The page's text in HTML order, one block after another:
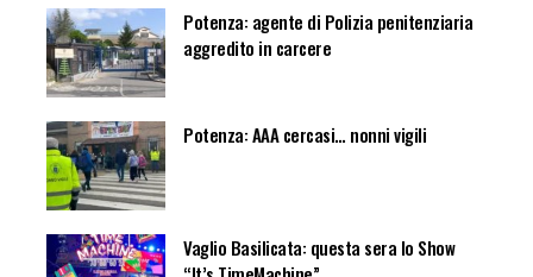
Potenza: agente di Polizia penitenziaria
aggredito in carcere
Potenza: AAA cercasi… nonni vigili
Vaglio Basilicata: questa sera lo Show